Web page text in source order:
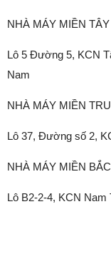
NHÀ MÁY MIỀN TÂY
Lô 5 Đường 5, KCN
Nam
NHÀ MÁY MIỀN
Lô 37, Đường số 2,
NHÀ MÁY MIỀN BẮC
Lô B2-2-4, KCN Nam